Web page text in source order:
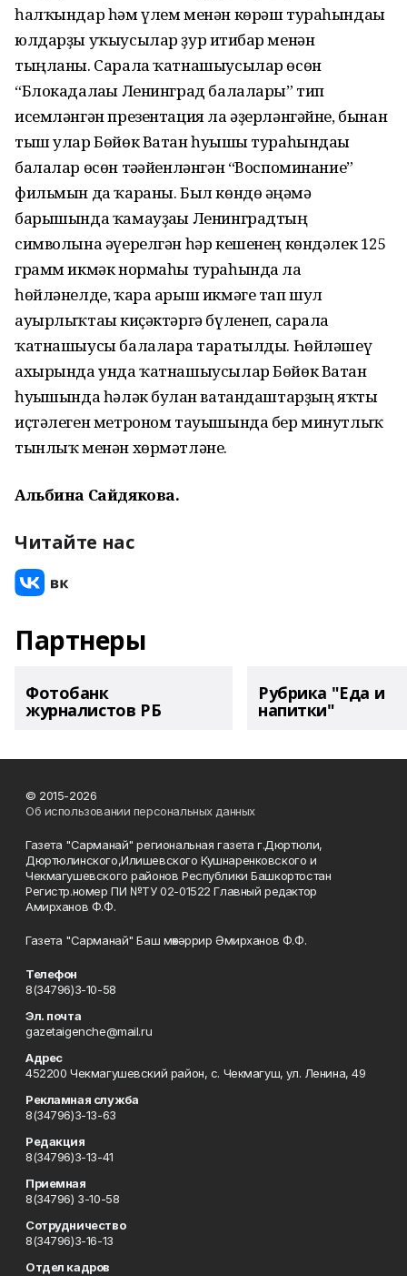
һалҡындар һәм үлем менән көрәш тураһындағы
юлдарҙы уҡыусылар ҙур иғтибар менән
тыңланы. Сарала ҡатнашыусылар өсөн
“Блокадалағы Ленинград балалары” тип
исемләнгән презентация ла әҙерләнгәйне, бынан
тыш улар Бөйөк Ватан һуғышы тураһындағы
балалар өсөн тәғәйенләнгән “Воспоминание”
фильмын да ҡараны. Был көндө әңғәмә
барышында ҡамауҙағы Ленинградтың
символына әүерелгән һәр кешенең көндәлек 125
грамм икмәк нормаһы тураһында ла
һөйләнелде, ҡара арыш икмәге тап шул
ауырлыҡтағы киҫәктәргә бүленеп, сарала
ҡатнашыусы балаларға таратылды. Һөйләшеү
ахырында унда ҡатнашыусылар Бөйөк Ватан
һуғышында һәләк булған ватандаштарҙың яҡты
иҫтәлеген метроном тауышында бер минутлыҡ
тынлыҡ менән хөрмәтләне.
Альбина Сайдякова.
Читайте нас
Партнеры
Фотобанк
журналистов РБ
Рубрика "Еда и
напитки"
© 2015-2026
Об использовании персональных данных
Газета "Сарманай" региональная газета г.Дюртюли,
Дюртюлинского,Илишевского Кушнаренковского и
Чекмагушевского районов Республики Башкортостан
Регистр.номер ПИ №ТУ 02-01522 Главный редактор
Амирханов Ф.Ф.
Газета "Сарманай" Баш мөхәррир Әмирханов Ф.Ф.
Телефон
8(34796)3-10-58
Эл. почта
gazetaigenche@mail.ru
Адрес
452200 Чекмагушевский район, с. Чекмагуш, ул. Ленина, 49
Рекламная служба
8(34796)3-13-63
Редакция
8(34796)3-13-41
Приемная
8(34796) 3-10-58
Сотрудничество
8(34796)3-16-13
Отдел кадров